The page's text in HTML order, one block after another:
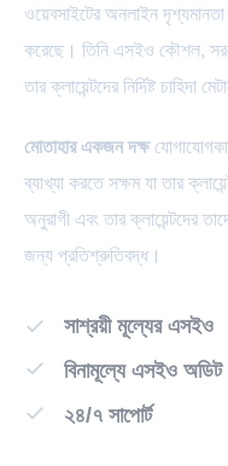
ওয়েবসাইটের অনলাইন দৃশ্যমানতা
করেছে। তিনি এসইও কৌশল,
তার ক্লায়েন্টদের নির্দিষ্ট চাহিদা
মোতাহার একজন দক্ষ
ব্যাখ্যা করতে সক্ষম যা তার
অনুরাগী এবং তার ক্লায়েন্টদের
জন্য প্রতিশ্রুতিবদ্ধ।
সাশ্রয়ী মূল্যের এসইও
বিনামূল্যে এসইও অডিট
২৪/৭ সাপোর্ট